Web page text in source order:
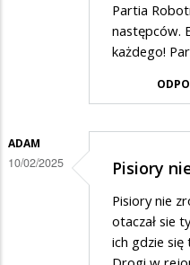
Partia
następców.
każdego!
ADAM
10/02/2025 Pisiory
Pisiory nie
otaczał sie
ich gdzie